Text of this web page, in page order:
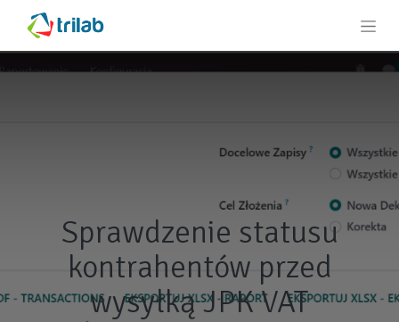
Sprawdzenie statusu
kontrahentów przed
wysyłką JPK VAT